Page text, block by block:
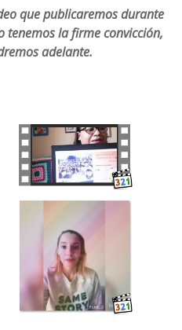
que publicaremos durante
tenemos la firme convicción,
adelante.